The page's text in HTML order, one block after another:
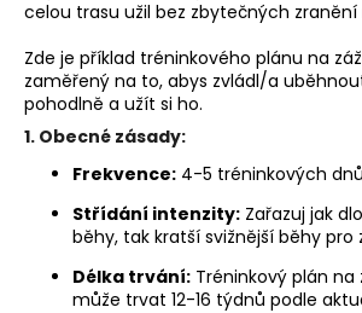
celou trasu užil bez zbytečných
Zde je příklad tréninkového plánu na
zaměřený na to, abys zvládl/a
pohodlně a užít si ho.
1. Obecné zásady:
Frekvence: 4-5 tréninkových
Střídání intenzity: Zařazuj jak
běhy, tak kratší svižnější běhy pro
Délka trvání: Tréninkový plán
může trvat 12-16 týdnů podle
e
n
a
j
í